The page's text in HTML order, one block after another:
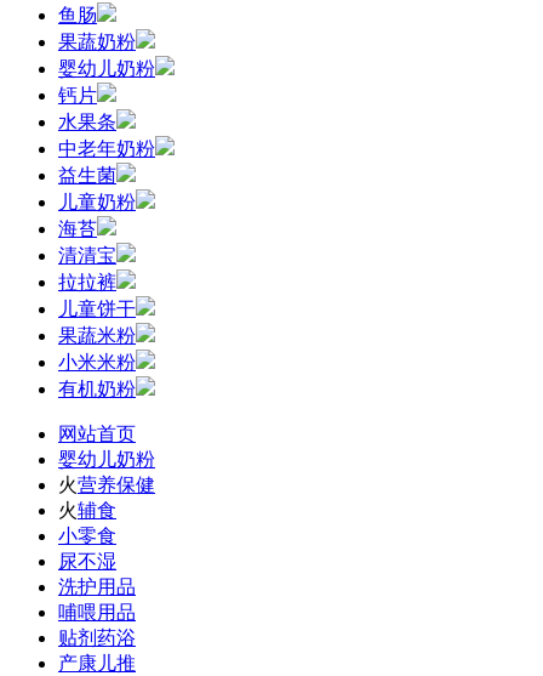
鱼肠
果蔬奶粉
婴幼儿奶粉
钙片
水果条
中老年奶粉
益生菌
儿童奶粉
海苔
清清宝
拉拉裤
儿童饼干
果蔬米粉
小米米粉
有机奶粉
网站首页
婴幼儿奶粉
火营养保健
火辅食
小零食
尿不湿
洗护用品
哺喂用品
贴剂药浴
产康儿推